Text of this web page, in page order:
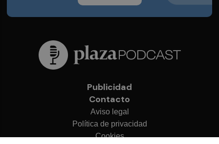
Publicidad
Contacto
Aviso legal
Política de privacidad
Cookies